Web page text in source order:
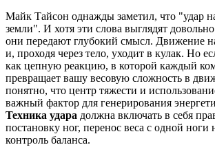
Майк Тайсон однажды заметил, что "удар
земли". И хотя эти слова выглядят
они передают глубокий смысл. Движение
и, проходя через тело, уходит в кулак. Но
как цепную реакцию, в которой каждый
превращает вашу весовую сложность в
понятно, что центр тяжести и
важный фактор для генерирования
Техника удара должна включать в себя
постановку ног, перенос веса с одной ноги
контроль баланса.